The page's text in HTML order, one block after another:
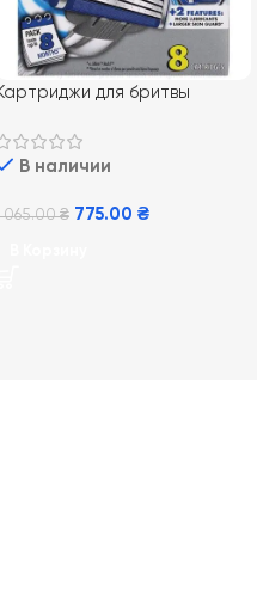
для бритвы
В наличии
065.00₴ 775.00 ₴